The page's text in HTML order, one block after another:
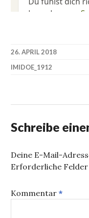
26. APRIL 2018
IMIDOE_1912
Schreibe
Deine E-Mail-
Erforderliche
Kommentar*